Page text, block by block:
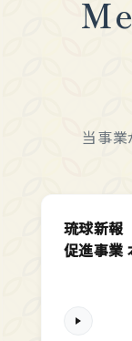
当事
琉球新報
促進事